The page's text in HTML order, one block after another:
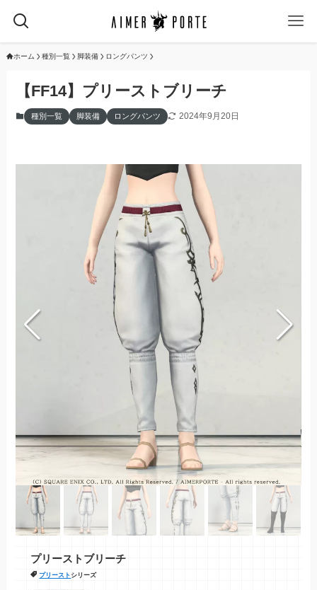
ホーム 種別一覧 脚装備 ロングパンツ
【FF14】プリーストブリーチ
種別一覧 脚装備 ロングパンツ 2024年9月20日
プリーストブリーチ
プリーストシリーズ